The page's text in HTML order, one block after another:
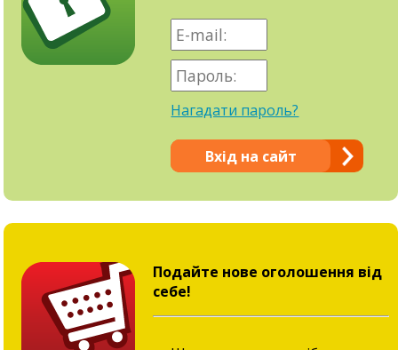
Нагадати пароль?
Вхід на сайт
Подайте нове оголошення від
себе!